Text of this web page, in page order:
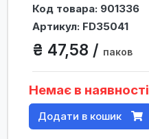
Код товара: 901336
Артикул: FD35041
₴ 47,58 / паков
Немає в наявності
Додати в кошик